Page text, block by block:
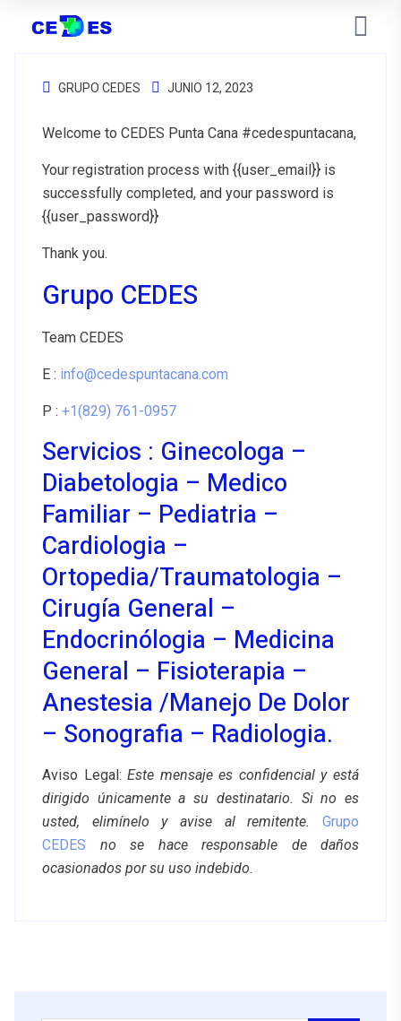
GRUPO CEDES JUNIO 12, 2023
Welcome to CEDES Punta Cana #cedespuntacana,
Your registration process with {{user_email}} is
successfully completed, and your password is
{{user_password}}
Thank you.
Grupo CEDES
Team CEDES
E : info@cedespuntacana.com
P : +1(829) 761-0957
Servicios : Ginecologa –
Diabetologia – Medico
Familiar – Pediatria –
Cardiologia –
Ortopedia/traumatologia –
Cirugía General –
Endocrinólogia – Medicina
General – Fisioterapia –
Anestesia /manejo De Dolor
– Sonografia – Radiologia.
Aviso Legal:Este mensaje es confidencial y está
dirigido únicamente a su destinatario. Si no es
usted, elimínelo y avise al remitente. Grupo
CEDES no se hace responsable de daños
ocasionados por su uso indebido.